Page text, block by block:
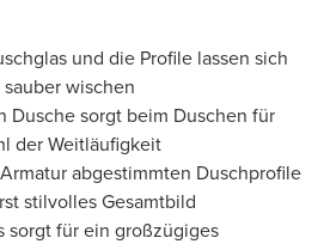
und die Profile lassen sich
wischen
Dusche sorgt beim Duschen für
der Weitläufigkeit
abgestimmten Duschprofile
stilvolles Gesamtbild
sorgt für ein großzügiges